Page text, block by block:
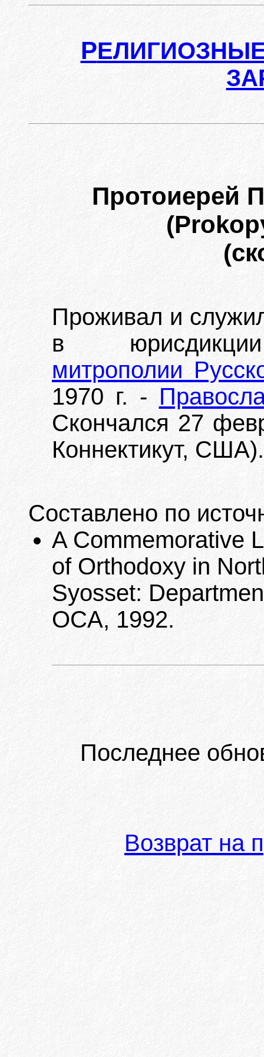
Р
Протоиерей
Проживал и
в
митрополии
1970 г. -
Скончался 27
Коннектикут, США).
Составлено по
A Commemorative
of Orthodoxy in
Syosset:
OCA, 1992.
Последнее
Возврат на